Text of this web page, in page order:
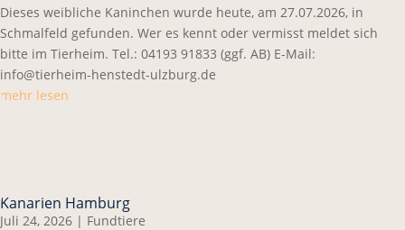
Dieses weibliche Kaninchen wurde heute, am 27.07.2026, in
Schmalfeld gefunden. Wer es kennt oder vermisst meldet sich
bitte im Tierheim. Tel.: 04193 91833 (ggf. AB) E-Mail:
info@tierheim-henstedt-ulzburg.de
mehr lesen
Kanarien Hamburg
Juli 24, 2026 | Fundtiere